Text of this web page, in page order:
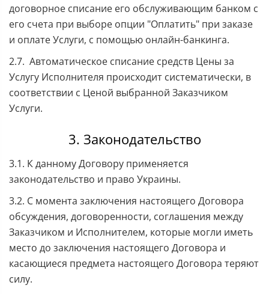
договорное списание его обслуживающим банком с
его счета при выборе опции "Оплатить" при заказе
и оплате Услуги, с помощью онлайн-банкинга.
2.7. Автоматическое списание средств Цены за
Услугу Исполнителя происходит систематически, в
соответствии с Ценой выбранной Заказчиком
Услуги.
3. Законодательство
3.1. К данному Договору применяется
законодательство и право Украины.
3.2. С момента заключения настоящего Договора
обсуждения, договоренности, соглашения между
Заказчиком и Исполнителем, которые могли иметь
место до заключения настоящего Договора и
касающиеся предмета настоящего Договора теряют
силу.